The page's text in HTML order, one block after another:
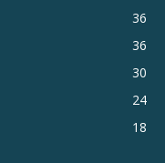
36
36
30
24
18